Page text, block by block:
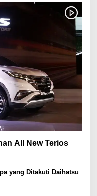
All New Terios
yang Ditakuti Daihatsu